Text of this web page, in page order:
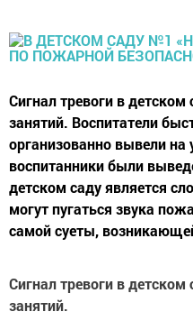
Сигнал тревоги в детском
занятий. Воспитатели
организованно вывели на
воспитанники были
детском саду является
могут пугаться звука
самой суеты,
Сигнал тревоги в детском
занятий.